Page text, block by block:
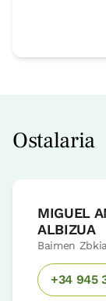
Ostalaria
MIGUEL
ALBIZUA
Baimen
+34 945